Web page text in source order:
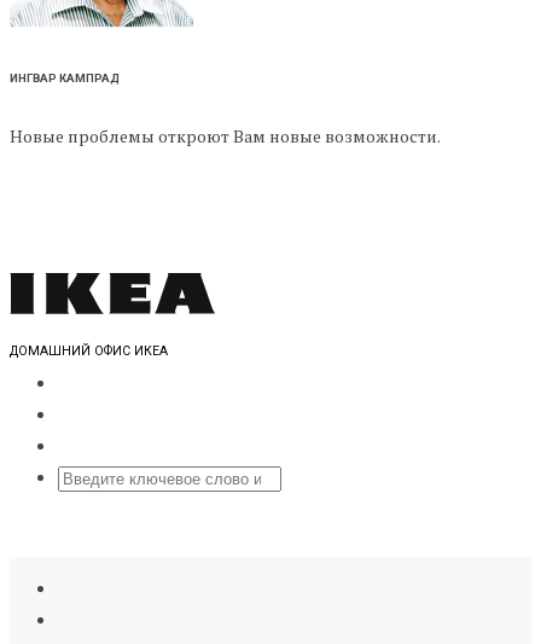
ИНГВАР КАМПРАД
Новые проблемы откроют Вам новые возможности.
ДОМАШНИЙ ОФИС ИКЕА